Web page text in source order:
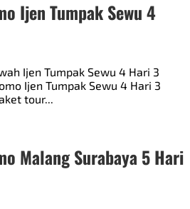
Ijen Tumpak Sewu 4
Ijen Tumpak Sewu 4 Hari 3
Ijen Tumpak Sewu 4 Hari 3
tour...
Malang Surabaya 5 Hari